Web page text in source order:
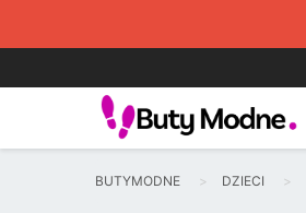
BUTYMODNE DZIECI